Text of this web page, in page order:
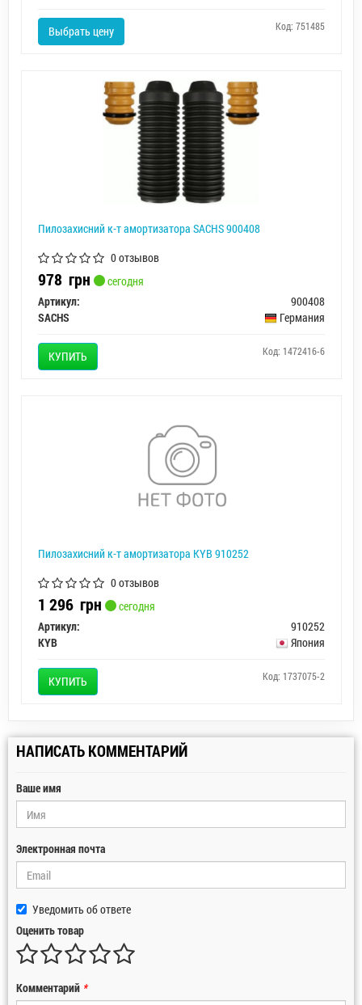
Выбрать цену Код: 751485
Пилозахисний к-т амортизатора SACHS 900408
0 отзывов
978 грн
сегодня
Артикул:
900408
SACHS
Германия
КУПИТЬ Код: 1472416-6
Пилозахисний к-т амортизатора KYB 910252
0 отзывов
1 296 грн
сегодня
Артикул:
910252
KYB
Япония
КУПИТЬ Код: 1737075-2
НАПИСАТЬ КОММЕНТАРИЙ
Ваше имя
Электронная почта
Уведомить об ответе
Оценить товар
Комментарий *